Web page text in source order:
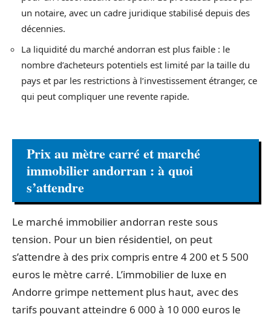
un notaire, avec un cadre juridique stabilisé depuis des
décennies.
La liquidité du marché andorran est plus faible : le
nombre d’acheteurs potentiels est limité par la taille du
pays et par les restrictions à l’investissement étranger, ce
qui peut compliquer une revente rapide.
Prix au mètre carré et marché
immobilier andorran : à quoi
s’attendre
Le marché immobilier andorran reste sous
tension. Pour un bien résidentiel, on peut
s’attendre à des prix compris entre 4 200 et 5 500
euros le mètre carré. L’immobilier de luxe en
Andorre grimpe nettement plus haut, avec des
tarifs pouvant atteindre 6 000 à 10 000 euros le